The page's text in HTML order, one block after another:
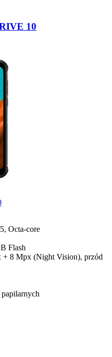
10
Octa-core
Flash
+ 8 Mpx (Night Vision), przód